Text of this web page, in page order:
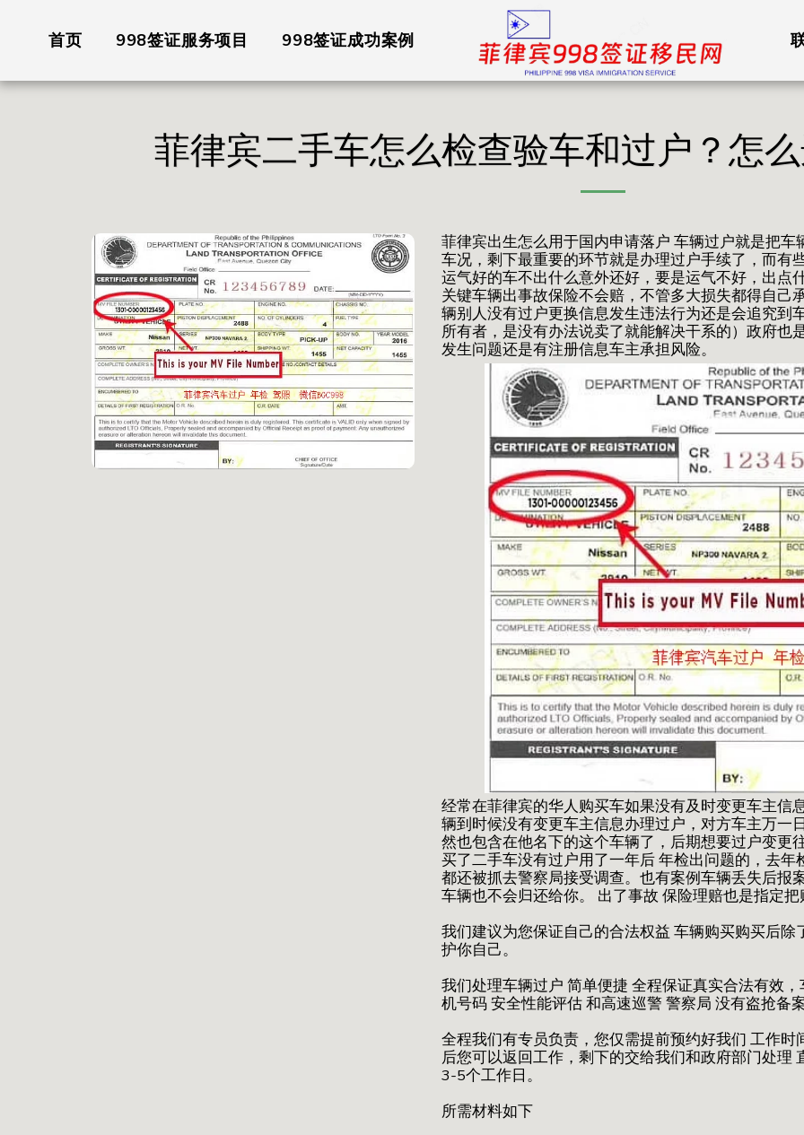
首页 998签证服务项目 998签证成功案例
菲律宾二手车怎么检查验车和过户？怎
菲律宾出生怎么用于国内申请落户 车辆过户就是把
车况，剩下最重要的环节就是办理过户手续了，而有
运气好的车不出什么意外还好，要是运气不好，出点
关键车辆出事故保险不会赔，不管多大损失都得自己
辆别人没有过户更换信息发生违法行为还是会追究到
所有者，是没有办法说卖了就能解决干系的）政府
发生问题还是有注册信息车主承担风险。
经常在菲律宾的华人购买车如果没有及时变更车主信
辆到时候没有变更车主信息办理过户，对方车主万一
然也包含在他名下的这个车辆了，后期想要过户变更
买了二手车没有过户用了一年后 年检出问题的，去
都还被抓去警察局接受调查。也有案例车辆丢失后报
车辆也不会归还给你。 出了事故 保险理赔也是指定
我们建议为您保证自己的合法权益 车辆购买购买后
护你自己。
我们处理车辆过户 简单便捷 全程保证真实合法有效
机号码 安全性能评估 和高速巡警 警察局 没有盗抢备
全程我们有专员负责，您仅需提前预约好我们 工作
后您可以返回工作，剩下的交给我们和政府部门处理
3-5个工作日。
所需材料如下